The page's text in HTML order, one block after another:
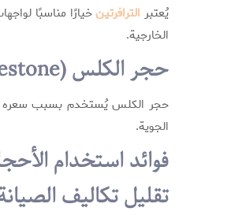
يُعتبر الترافرتينخيارًا مناسبًا
الخارجية.
حجر الكلس (Limestone)
حجر الكلس يُستخدم بسبب سعره
الجوية.
فوائد استخدام
تقليل تكاليف